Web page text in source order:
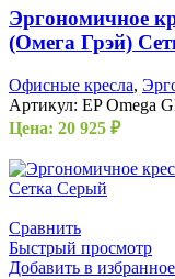
Эргономичное
(Омега Грэй)
Офисные кресла,
Артикул: EP Omega
Цена: 20 925 ₽
Сравнить
Быстрый просмотр
Добавить в избранное